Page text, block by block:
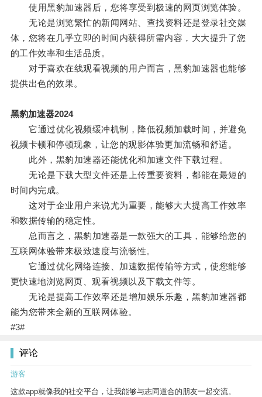
使用黑豹加速器后，您将享受到极速的网页浏览体验。
无论是浏览繁忙的新闻网站、查找资料还是登录社交媒
体，您将在几乎立即的时间内获得所需内容，大大提升了您
的工作效率和生活品质。
对于喜欢在线观看视频的用户而言，黑豹加速器也能够
提供出色的效果。
黑豹加速器2024
它通过优化视频缓冲机制，降低视频加载时间，并避免
视频卡顿和停顿现象，让您的观影体验更加流畅和舒适。
此外，黑豹加速器还能优化和加速文件下载过程。
无论是下载大型文件还是上传重要资料，都能在最短的
时间内完成。
这对于企业用户来说尤为重要，能够大大提高工作效率
和数据传输的稳定性。
总而言之，黑豹加速器是一款强大的工具，能够给您的
互联网体验带来极致速度与流畅性。
它通过优化网络连接、加速数据传输等方式，使您能够
更快速地浏览网页、观看视频以及下载文件等。
无论是提高工作效率还是增加娱乐乐趣，黑豹加速器都
能为您带来全新的互联网体验。
#3#
评论
游客
这款app就像我的社交平台，让我能够与志同道合的朋友一起交流。